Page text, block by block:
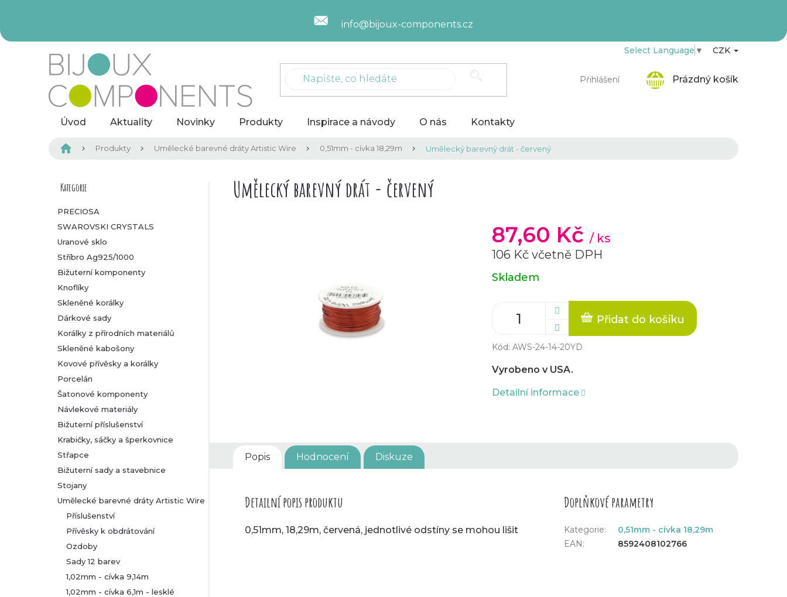
info@bijoux-components.cz
Přihlášení
Select Language ▼ CZK
Prázdný košík
Úvod Aktuality Novinky Produkty Inspirace a návody O nás Kontakty
Domů Produkty Umělecké barevné dráty Artistic Wire 0,51mm - cívka 18,29m Umělecký barevný drát - červený
P
o
s
t
r
a
n
n
í
p
a
n
e
Přeskočit
Kategorie
PRECIOSA
SWAROVSKI CRYSTALS
Uranové sklo
Stříbro Ag925/1000
Bižuterní komponenty
Knoflíky
Skleněné korálky
Dárkové sady
Korálky z přírodních materiálů
Skleněné kabošony
Kovové přívěsky a korálky
Porcelán
Šatonové komponenty
Návlekové materiály
Bižuterní příslušenství
Krabičky, sáčky a šperkovnice
Střapce
Bižuterní sady a stavebnice
Stojany
Umělecké barevné dráty Artistic Wire
Příslušenství
Přívěsky k obdrátování
Ozdoby
Sady 12 barev
1,02mm - cívka 9,14m
1,02mm - cívka 6,1m - lesklé
Umělecký barevný drát - červený
87,60 Kč / ks
106 Kč včetně DPH
Měrná
cena:
Skladem
Přidat do košíku
Kód: AWS-24-14-20YD
Vyrobeno v USA.
Detailní informace
Popis Hodnocení Diskuze
Detailní popis produktu
0,51mm, 18,29m, červená, jednotlivé odstíny se mohou lišit
Doplňkové parametry
Kategorie:
0,51mm - cívka 18,29m
EAN: 8592408102766